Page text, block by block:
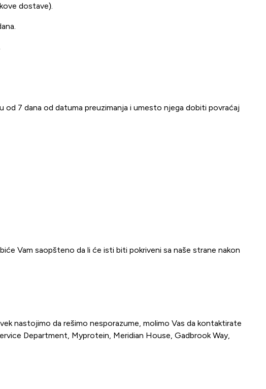
dostave).
od 7 dana od datuma preuzimanja i umesto njega dobiti povraćaj
Vam saopšteno da li će isti biti pokriveni sa naše strane nakon
nastojimo da rešimo nesporazume, molimo Vas da kontaktirate
Department, Myprotein, Meridian House, Gadbrook Way,